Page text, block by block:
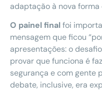
adaptação à nova forma
O painel finalfoi
mensagem que ficou
apresentações: o
provar que funciona é
segurança e com gente
debate, inclusive, era